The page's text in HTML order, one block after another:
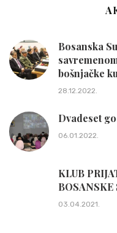
Bosanska
bošnjačke
28.12.2022.
Dvadeset
06.01.2022.
KLUB
BOSANSKE
03.04.2021.